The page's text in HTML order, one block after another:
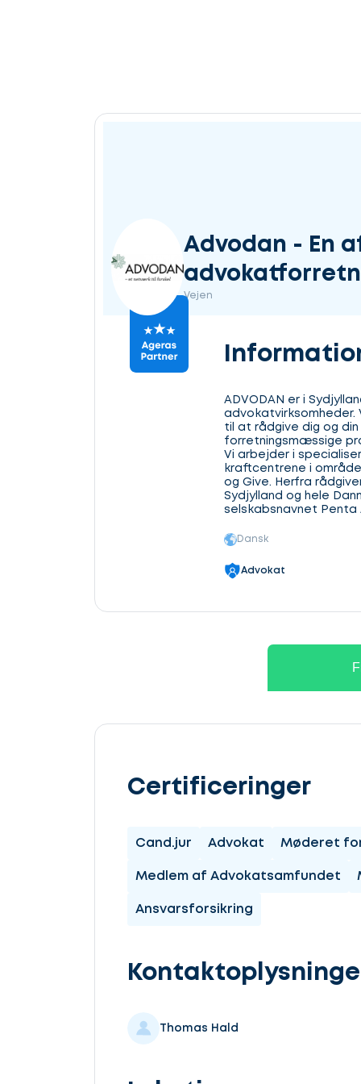
Advodan - En
Vejen
ADVODAN er i
advokatvirksomheder.
til at rådgive dig og din
forretningsmæssige
Vi arbejder i
kraftcentrene i
og Give. Herfra
Sydjylland og hele
selskabsnavnet Penta
Dansk
Advokat
Certificeringer
Cand.jur Advokat Møderet
Medlem af Advokatsamfundet
Ansvarsforsikring
Thomas Hald